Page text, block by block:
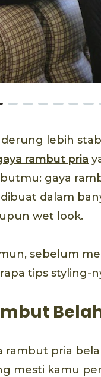
lebih
rambut pria
gaya
dalam
wet look.
sebelum
tips styling-
rambut pria
mesti kamu